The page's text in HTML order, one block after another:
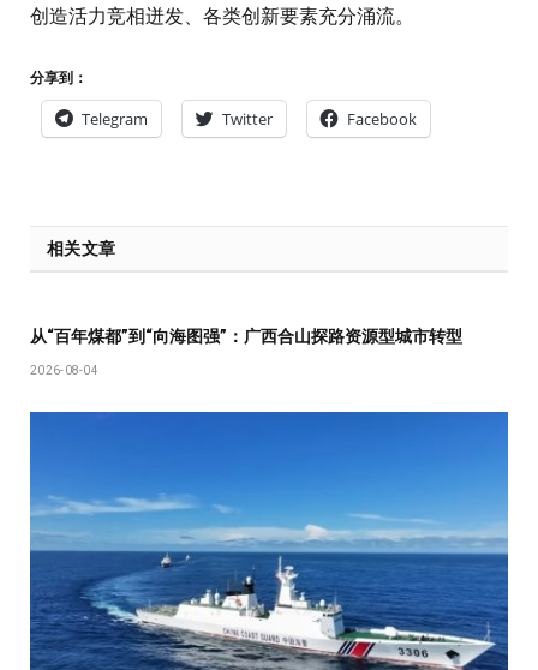
创造活力竞相迸发、各类创新要素充分涌流。
分享到：
Telegram Twitter Facebook
相关文章
从“百年煤都”到“向海图强”：广西合山探路资源型城市转型
2026-08-04